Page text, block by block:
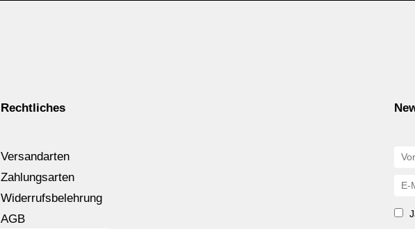
Rechtliches
Versandarten
Zahlungsarten
Widerrufsbelehrung
AGB